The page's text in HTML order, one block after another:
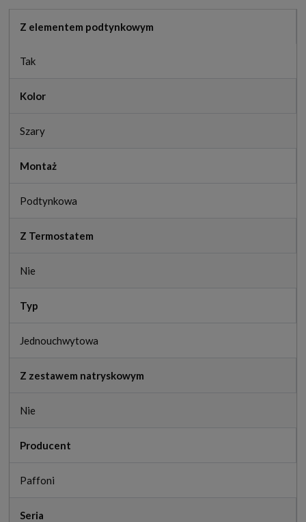
Z elementem podtynkowym
Tak
Kolor
Szary
Montaż
Podtynkowa
Z Termostatem
Nie
Typ
Jednouchwytowa
Z zestawem natryskowym
Nie
Producent
Paffoni
Seria